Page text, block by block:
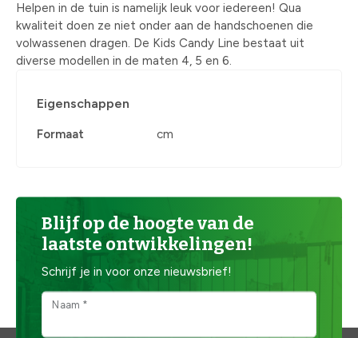
Helpen in de tuin is namelijk leuk voor iedereen! Qua
kwaliteit doen ze niet onder aan de handschoenen die
volwassenen dragen. De Kids Candy Line bestaat uit
diverse modellen in de maten 4, 5 en 6.
Eigenschappen
Formaat cm
Blijf op de hoogte van de
laatste ontwikkelingen!
Schrijf je in voor onze nieuwsbrief!
Naam *